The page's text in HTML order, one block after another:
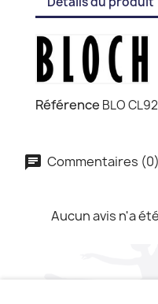
Référence BLO
Commentaires (0)
Aucun avis n'a